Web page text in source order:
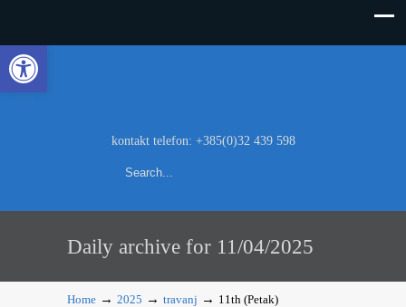
Open toolbar
kontakt telefon: +385(0)32 439 598
Daily archive for 11/04/2025
Home → 2025 → travanj → 11th (Petak)